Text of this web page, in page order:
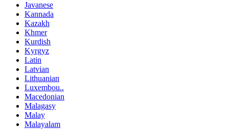
Javanese
Kannada
Kazakh
Khmer
Kurdish
Kyrgyz
Latin
Latvian
Lithuanian
Luxembou..
Macedonian
Malagasy
Malay
Malayalam